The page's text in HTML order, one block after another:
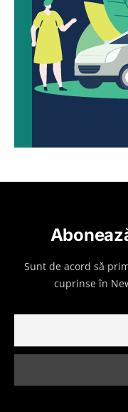
Sunt de acord să
cuprinse în